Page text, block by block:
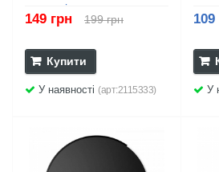
conversion...
149 грн 199 грн
Купити
У наявності (арт:2115333)
109
У